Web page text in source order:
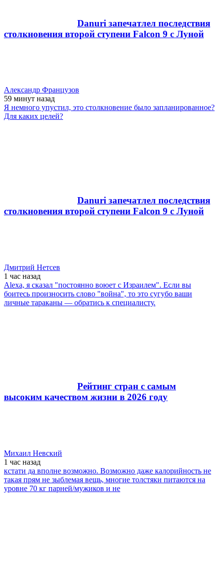
Danuri запечатлел последствия
столкновения второй ступени Falcon 9 с Луной
Александр Французов
59 минут назад
Я немного упустил, это столкновение было запланированное?
Для каких целей?
Danuri запечатлел последствия
столкновения второй ступени Falcon 9 с Луной
Дмитрий Нетсев
1 час назад
Alexa, я сказал "постоянно воюет с Израилем". Если вы
боитесь произносить слово "война", то это сугубо ваши
личные тараканы — обратись к специалисту.
Рейтинг стран с самым
высоким качеством жизни в 2026 году
Михаил Невский
1 час назад
кстати да вполне возможно. Возможно даже калорийность не
такая прям не зыблемая вещь, многие толстяки питаются на
уровне 70 кг парней/мужиков и не